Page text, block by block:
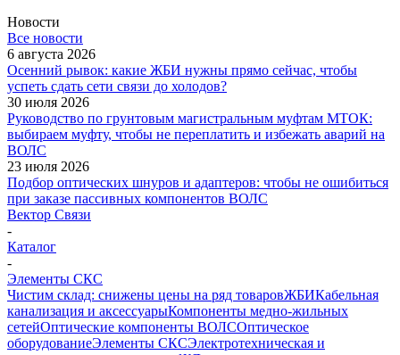
Новости
Все новости
6 августа 2026
Осенний рывок: какие ЖБИ нужны прямо сейчас, чтобы
успеть сдать сети связи до холодов?
30 июля 2026
Руководство по грунтовым магистральным муфтам МТОК:
выбираем муфту, чтобы не переплатить и избежать аварий на
ВОЛС
23 июля 2026
Подбор оптических шнуров и адаптеров: чтобы не ошибиться
при заказе пассивных компонентов ВОЛС
Вектор Связи
-
Каталог
-
Элементы СКС
Чистим склад: снижены цены на ряд товаровЖБИКабельная
канализация и аксессуарыКомпоненты медно-жильных
сетейОптические компоненты ВОЛСОптическое
оборудованиеЭлементы СКСЭлектротехническая и